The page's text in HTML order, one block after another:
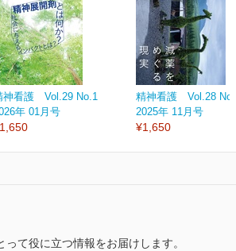
神看護 Vol.29 No.1
年 01月号
精神看護 Vol.28 No.6
2025年 11月号
¥1,650
て役に立つ情報をお届けします。